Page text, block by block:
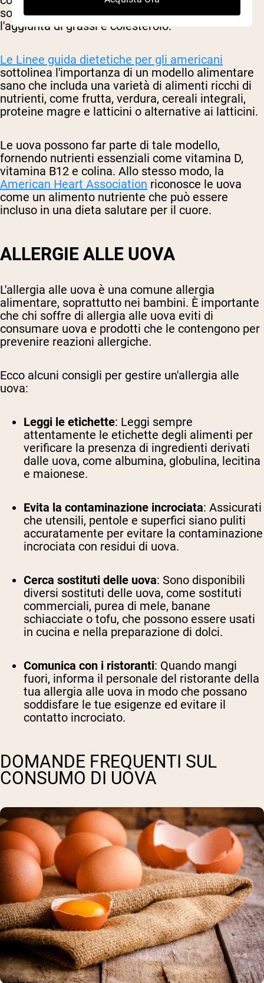
soprattutto se preparate in modi che limitano
l'aggiunta di grassi e colesterolo.
Le Linee guida dietetiche per gli americani
sottolinea l'importanza di un modello alimentare
sano che includa una varietà di alimenti ricchi di
nutrienti, come frutta, verdura, cereali integrali,
proteine magre e latticini o alternative ai latticini.
Le uova possono far parte di tale modello,
fornendo nutrienti essenziali come vitamina D,
vitamina B12 e colina. Allo stesso modo, la
American Heart Association riconosce le uova
come un alimento nutriente che può essere
incluso in una dieta salutare per il cuore.
ALLERGIE ALLE UOVA
L'allergia alle uova è una comune allergia
alimentare, soprattutto nei bambini. È importante
che chi soffre di allergia alle uova eviti di
consumare uova e prodotti che le contengono per
prevenire reazioni allergiche.
Ecco alcuni consigli per gestire un'allergia alle
uova:
Leggi le etichette: Leggi sempre
attentamente le etichette degli alimenti per
verificare la presenza di ingredienti derivati
dalle uova, come albumina, globulina, lecitina
e maionese.
Evita la contaminazione incrociata: Assicurati
che utensili, pentole e superfici siano puliti
accuratamente per evitare la contaminazione
incrociata con residui di uova.
Cerca sostituti delle uova: Sono disponibili
diversi sostituti delle uova, come sostituti
commerciali, purea di mele, banane
schiacciate o tofu, che possono essere usati
in cucina e nella preparazione di dolci.
Comunica con i ristoranti: Quando mangi
fuori, informa il personale del ristorante della
tua allergia alle uova in modo che possano
soddisfare le tue esigenze ed evitare il
contatto incrociato.
DOMANDE FREQUENTI SUL
CONSUMO DI UOVA